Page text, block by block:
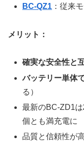
BC-QZ1 ：従来
メリット：
確実な安全性と
バッテリー単体
る）
最新のBC-ZD1は
個とも満充電に
品質と信頼性が